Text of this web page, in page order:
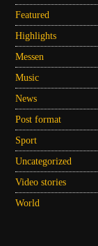
Featured
Highlights
Messen
Music
News
Post format
Sport
Uncategorized
Video stories
World